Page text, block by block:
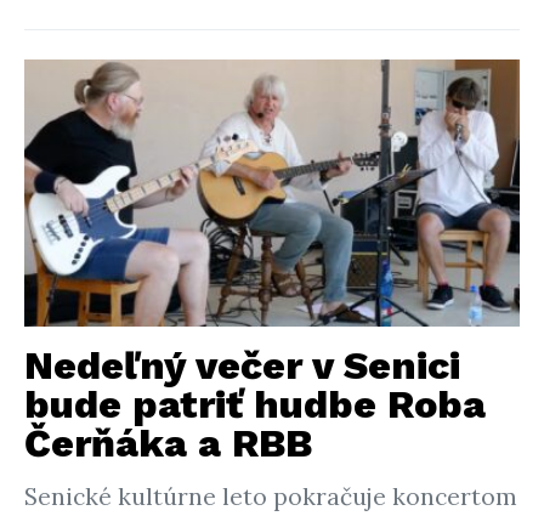
Nedeľný večer v Senici
bude patriť hudbe Roba
Čerňáka a RBB
Senické kultúrne leto pokračuje koncertom